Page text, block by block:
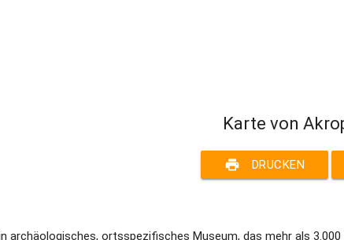
Karte von
print DRUCKEN
archäologisches, ortsspezifisches Museum, das mehr als